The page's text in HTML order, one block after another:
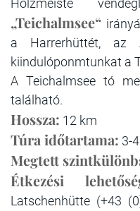
Holzmeiste
„Teichalmsee“
a Harrerhüttét, az
kiindulóponmtunkat a
A Teichalmsee tó
található.
Hossza: 12 km
Túra időtartama: 3-
Megtett
Étkezési
Latschenhütte (+43